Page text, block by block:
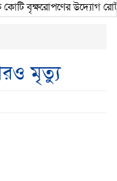
বৃক্ষরোপণের উদ্যোগ
মৃত্যু